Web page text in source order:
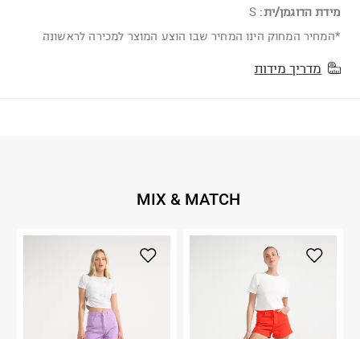
מידת הדוגמן/ית:
S
*המחיר המחוק הינו המחיר שבו הוצע המוצר למכירה לראשונה
מדריך מידות
MIX & MATCH